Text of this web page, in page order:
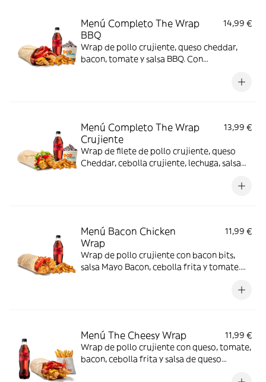
Menú Completo The Wrap
BBQ
14,99 €
Wrap de pollo crujiente, queso cheddar,
bacon, tomate y salsa BBQ. Con
Menú Completo The Wrap
Crujiente
13,99 €
Wrap de filete de pollo crujiente, queso
Cheddar, cebolla crujiente, lechuga, salsa
Menú Bacon Chicken
Wrap
11,99 €
Wrap de pollo crujiente con bacon bits,
salsa Mayo Bacon, cebolla frita y tomate.
Menú The Cheesy Wrap
11,99 €
Wrap de pollo crujiente con queso, tomate,
bacon, cebolla frita y salsa de queso